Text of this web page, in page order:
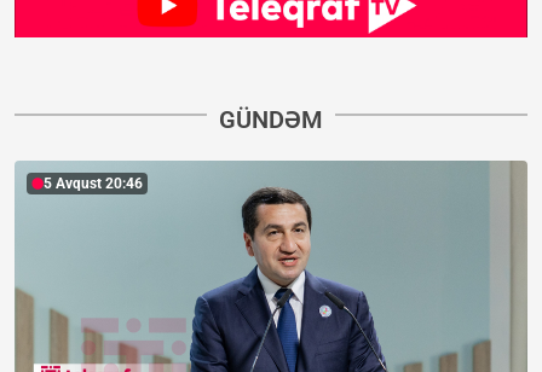
GÜNDƏM
5 Avqust 20:46